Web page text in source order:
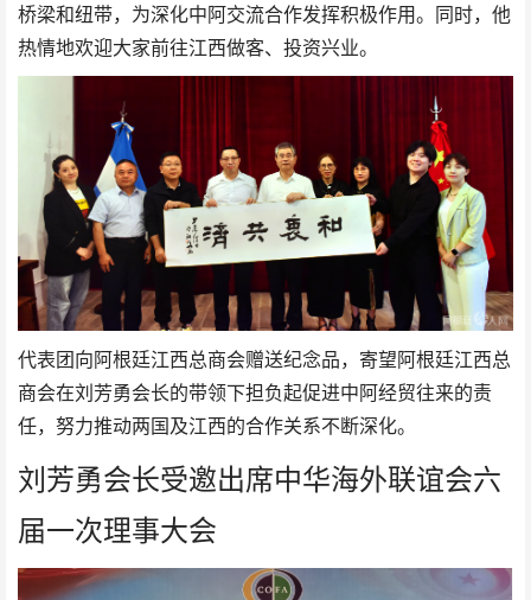
桥梁‬和‬纽带‬，为深化中阿交流合作发挥积极作用。同时，他
热情地欢迎大家前往江西做客、投资兴业。
代表团向阿根廷江西总商会赠送纪念品，寄望阿根廷江西总
商会在刘芳勇会长的带领下担负起促进中阿经贸往来的责
任，努力推动两国及江西的合作关系不断深化。
刘芳勇会长受邀出席中华海外联谊会六
届一次理事大会